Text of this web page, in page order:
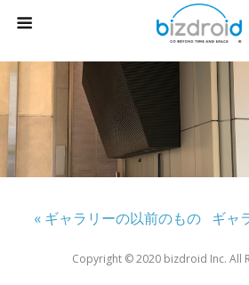
« ギャラリーの以前のもの ギャ
Copyright ©︎ 2020 bizdroid Inc. All